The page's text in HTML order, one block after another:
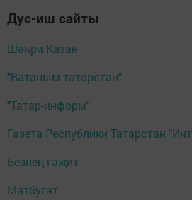
Дус-иш сайты
Шәһри Казан
"Ватаным татарстан"
"Татар-информ"
Газета Республики Татарстан
Безнең гәҗит
Матбугат